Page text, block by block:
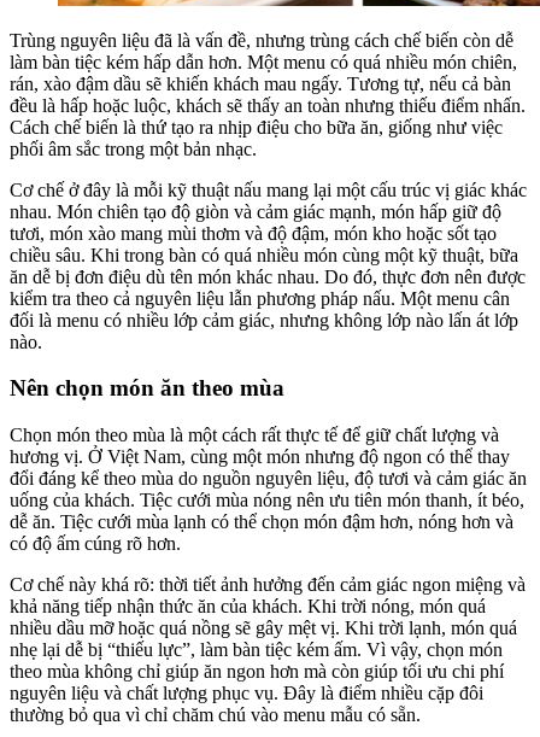
Trùng nguyên liệu đã là vấn đề, nhưng trùng cách chế biến còn dễ
làm bàn tiệc kém hấp dẫn hơn. Một menu có quá nhiều món chiên,
rán, xào đậm dầu sẽ khiến khách mau ngấy. Tương tự, nếu cả bàn
đều là hấp hoặc luộc, khách sẽ thấy an toàn nhưng thiếu điểm nhấn.
Cách chế biến là thứ tạo ra nhịp điệu cho bữa ăn, giống như việc
phối âm sắc trong một bản nhạc.
Cơ chế ở đây là mỗi kỹ thuật nấu mang lại một cấu trúc vị giác khác
nhau. Món chiên tạo độ giòn và cảm giác mạnh, món hấp giữ độ
tươi, món xào mang mùi thơm và độ đậm, món kho hoặc sốt tạo
chiều sâu. Khi trong bàn có quá nhiều món cùng một kỹ thuật, bữa
ăn dễ bị đơn điệu dù tên món khác nhau. Do đó, thực đơn nên được
kiểm tra theo cả nguyên liệu lẫn phương pháp nấu. Một menu cân
đối là menu có nhiều lớp cảm giác, nhưng không lớp nào lấn át lớp
nào.
Nên chọn món ăn theo mùa
Chọn món theo mùa là một cách rất thực tế để giữ chất lượng và
hương vị. Ở Việt Nam, cùng một món nhưng độ ngon có thể thay
đổi đáng kể theo mùa do nguồn nguyên liệu, độ tươi và cảm giác ăn
uống của khách. Tiệc cưới mùa nóng nên ưu tiên món thanh, ít béo,
dễ ăn. Tiệc cưới mùa lạnh có thể chọn món đậm hơn, nóng hơn và
có độ ấm cúng rõ hơn.
Cơ chế này khá rõ: thời tiết ảnh hưởng đến cảm giác ngon miệng và
khả năng tiếp nhận thức ăn của khách. Khi trời nóng, món quá
nhiều dầu mỡ hoặc quá nồng sẽ gây mệt vị. Khi trời lạnh, món quá
nhẹ lại dễ bị “thiếu lực”, làm bàn tiệc kém ấm. Vì vậy, chọn món
theo mùa không chỉ giúp ăn ngon hơn mà còn giúp tối ưu chi phí
nguyên liệu và chất lượng phục vụ. Đây là điểm nhiều cặp đôi
thường bỏ qua vì chỉ chăm chú vào menu mẫu có sẵn.